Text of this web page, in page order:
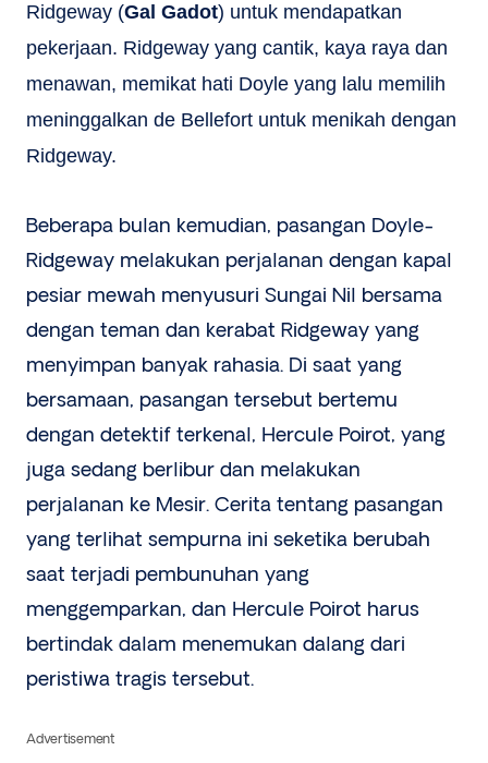
Ridgeway (Gal Gadot) untuk mendapatkan
pekerjaan. Ridgeway yang cantik, kaya raya dan
menawan, memikat hati Doyle yang lalu memilih
meninggalkan de Bellefort untuk menikah dengan
Ridgeway.
Beberapa bulan kemudian, pasangan Doyle-
Ridgeway melakukan perjalanan dengan kapal
pesiar mewah menyusuri Sungai Nil bersama
dengan teman dan kerabat Ridgeway yang
menyimpan banyak rahasia. Di saat yang
bersamaan, pasangan tersebut bertemu
dengan detektif terkenal, Hercule Poirot, yang
juga sedang berlibur dan melakukan
perjalanan ke Mesir. Cerita tentang pasangan
yang terlihat sempurna ini seketika berubah
saat terjadi pembunuhan yang
menggemparkan, dan Hercule Poirot harus
bertindak dalam menemukan dalang dari
peristiwa tragis tersebut.
Advertisement